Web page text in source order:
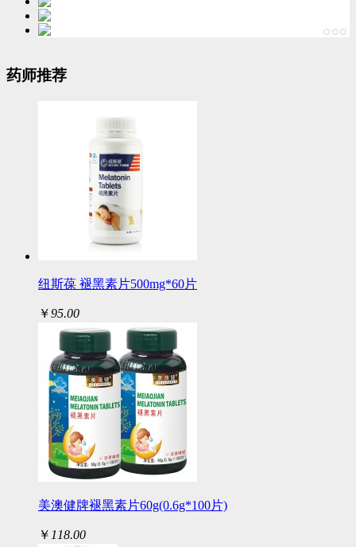
药师推荐
纽斯葆 褪黑素片500mg*60片
￥95.00
美澳健牌褪黑素片60g(0.6g*100片)
￥ 118.00